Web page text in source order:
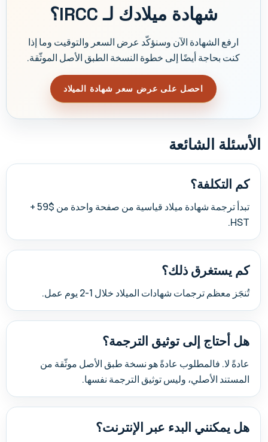
شهادة ميلادك لـ IRCC؟
ارفع الشهادة الآن وسنؤكّد عرض السعر والتوقيت وما إذا
كنت بحاجة أيضًا إلى خطوة النسخة الطبق الأصل الموثّقة.
احصل على عرض سعر شهادة الميلاد
الأسئلة الشائعة
كم التكلفة؟
تبدأ ترجمة شهادة ميلاد قياسية من صفحة واحدة من $59 +
HST.
كم يستغرق ذلك؟
تُنجَز معظم ترجمات شهادات الميلاد خلال 1-2 يوم عمل.
هل أحتاج إلى توثيق الترجمة؟
عادةً لا. فالمطلوب عادةً هو نسخة طبق الأصل موثّقة من
المستند الأصلي، وليس توثيق الترجمة نفسها.
هل يمكنني البدء عبر الإنترنت؟